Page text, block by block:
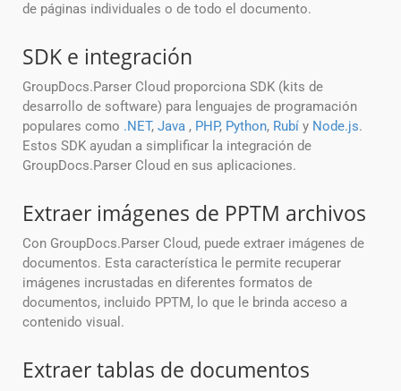
de páginas individuales o de todo el documento.
SDK e integración
GroupDocs.Parser Cloud proporciona SDK (kits de
desarrollo de software) para lenguajes de programación
populares como .NET, Java , PHP, Python, Rubí y Node.js.
Estos SDK ayudan a simplificar la integración de
GroupDocs.Parser Cloud en sus aplicaciones.
Extraer imágenes de PPTM archivos
Con GroupDocs.Parser Cloud, puede extraer imágenes de
documentos. Esta característica le permite recuperar
imágenes incrustadas en diferentes formatos de
documentos, incluido PPTM, lo que le brinda acceso a
contenido visual.
Extraer tablas de documentos